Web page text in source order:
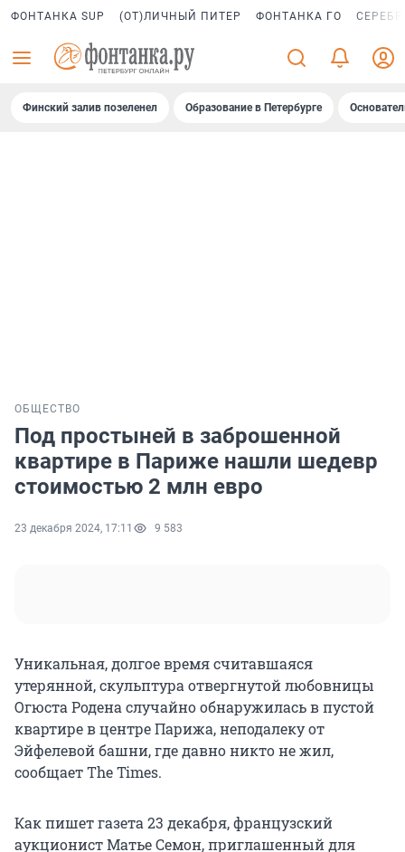
ФОНТАНКА SUP (ОТ)ЛИЧНЫЙ ПИТЕР ФОНТАНКА ГО
Финский залив позеленел Образование в Петербурге
ОБЩЕСТВО
Под простыней в заброшенной
квартире в Париже нашли шедевр
стоимостью 2 млн евро
23 декабря 2024, 17:11 9 583
Уникальная, долгое время считавшаяся
утерянной, скульптура отвергнутой любовницы
Огюста Родена случайно обнаружилась в пустой
квартире в центре Парижа, неподалеку от
Эйфелевой башни, где давно никто не жил,
сообщает The Times.
Как пишет газета 23 декабря, французский
аукционист Матье Семон, приглашенный для